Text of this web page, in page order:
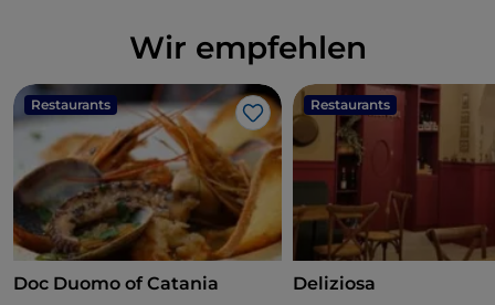
Wir empfehlen
Restaurants
Like
Doc Duomo of Catania
Restaurants
Deliziosa